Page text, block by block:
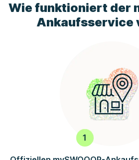
Wie funktioniert der
Ankaufsservice